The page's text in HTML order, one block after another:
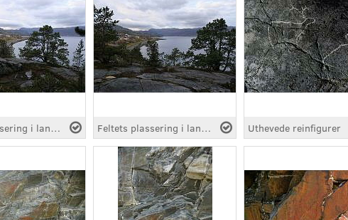
Feltets plassering i landskapet Feltets plassering i landskapet Uthevede reinfigurer